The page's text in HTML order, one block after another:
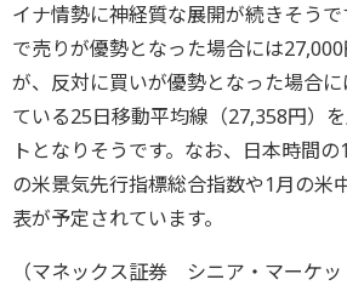
イナ情勢に神経質な展開が続きそう
で売りが優勢となった場合には
が、反対に買いが優勢となった場合
ている25日移動平均線（27,358円）
トとなりそうです。なお、日本時間
の米景気先行指標総合指数や1月の米
表が予定されています。
（マネックス証券 シニア・マーケ